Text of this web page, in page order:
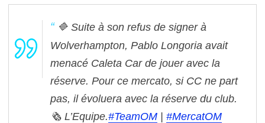
🔷 Suite à son refus de signer à
Wolverhampton, Pablo Longoria avait
menacé Caleta Car de jouer avec la
réserve. Pour ce mercato, si CC ne part
pas, il évoluera avec la réserve du club.
🗞️ L’Equipe.#TeamOM | #MercatOM